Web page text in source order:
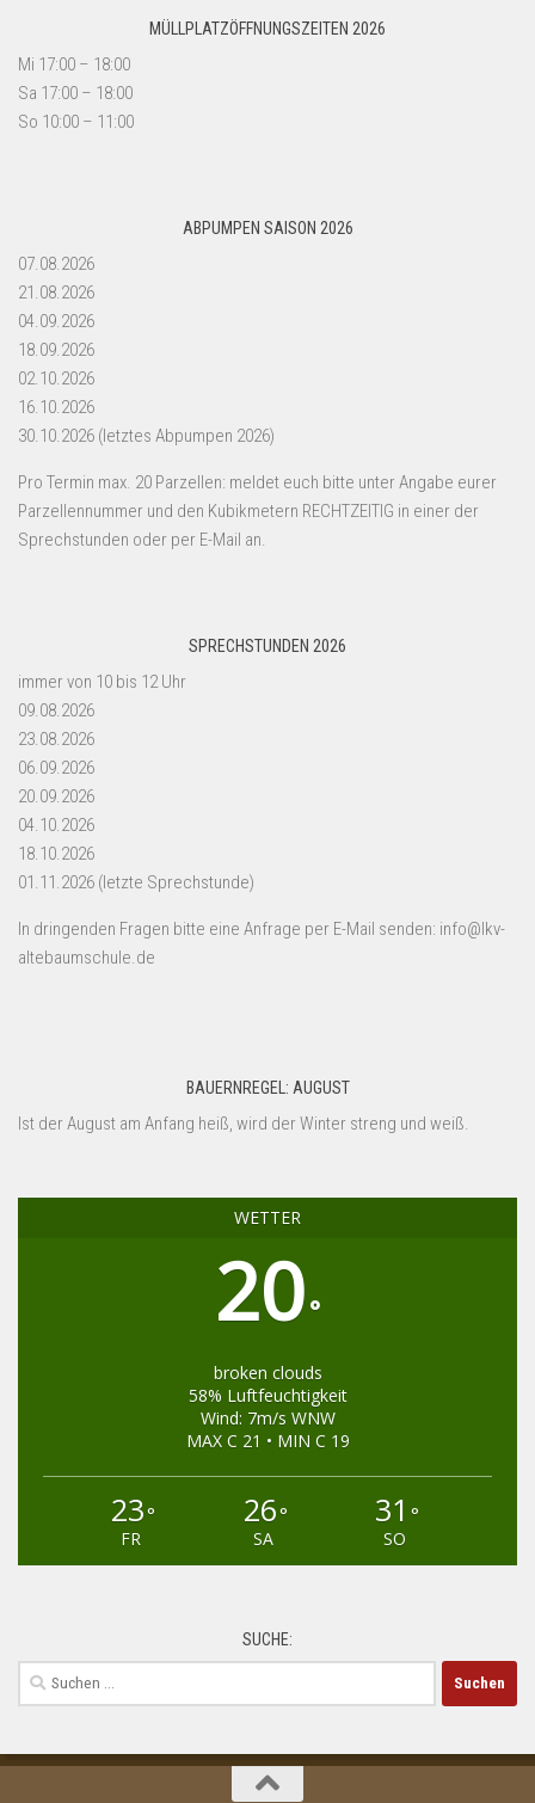
MÜLLPLATZÖFFNUNGSZEITEN 2026
Mi 17:00 – 18:00
Sa 17:00 – 18:00
So 10:00 – 11:00
ABPUMPEN SAISON 2026
07.08.2026
21.08.2026
04.09.2026
18.09.2026
02.10.2026
16.10.2026
30.10.2026 (letztes Abpumpen 2026)
Pro Termin max. 20 Parzellen: meldet euch bitte unter Angabe eurer
Parzellennummer und den Kubikmetern RECHTZEITIG in einer der
Sprechstunden oder per E-Mail an.
SPRECHSTUNDEN 2026
immer von 10 bis 12 Uhr
09.08.2026
23.08.2026
06.09.2026
20.09.2026
04.10.2026
18.10.2026
01.11.2026 (letzte Sprechstunde)
In dringenden Fragen bitte eine Anfrage per E-Mail senden: info@lkv-
altebaumschule.de
BAUERNREGEL: AUGUST
Ist der August am Anfang heiß, wird der Winter streng und weiß.
WETTER
20°
broken clouds
58% Luftfeuchtigkeit
Wind: 7m/s WNW
MAX C 21 • MIN C 19
23°
FR
26°
SA
31 °
SO
SUCHE:
Suchen
nach: